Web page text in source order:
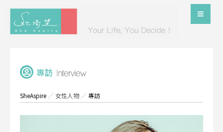
SheAspire ／ 女性人物／專訪